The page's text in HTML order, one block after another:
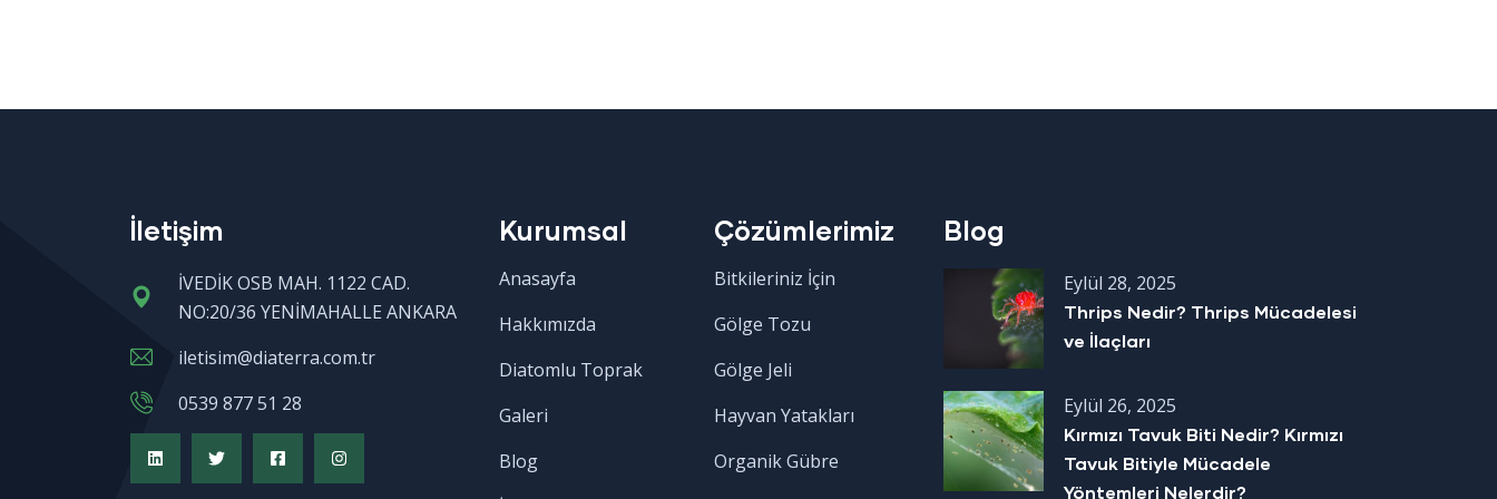
İletişim
İVEDİK OSB MAH. 1122 CAD.
NO:20/36 YENİMAHALLE ANKARA
iletisim@diaterra.com.tr
0539 877 51 28
Kurumsal
Anasayfa
Hakkımızda
Diatomlu Toprak
Galeri
Blog
Çözümlerimiz
Bitkileriniz İçin
Gölge Tozu
Gölge Jeli
Hayvan Yatakları
Organik Gübre
Blog
Eylül 28, 2025
Thrips Nedir? Thrips Mücadelesi
ve İlaçları
Eylül 26, 2025
Kırmızı Tavuk Biti Nedir? Kırmızı
Tavuk Bitiyle Mücadele
Yöntemleri Nelerdir?